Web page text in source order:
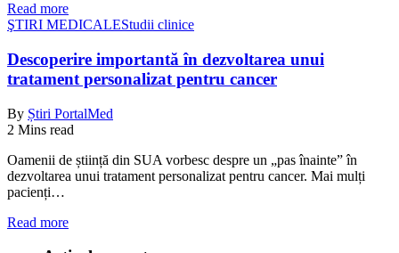
Read more
ŞTIRI MEDICALEStudii clinice
Descoperire importantă în dezvoltarea unui
tratament personalizat pentru cancer
By Știri PortalMed
2 Mins read
Oamenii de știință din SUA vorbesc despre un „pas înainte” în
dezvoltarea unui tratament personalizat pentru cancer. Mai mulți
pacienți…
Read more